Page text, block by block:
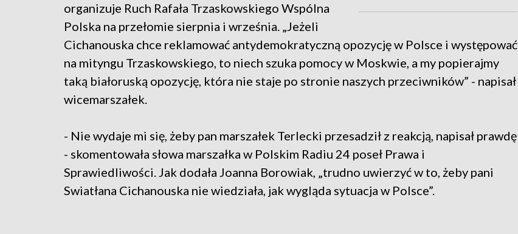
organizuje Ruch Rafała Trzaskowskiego Wspólna
Polska na przełomie sierpnia i września. „Jeżeli
Cichanouska chce reklamować antydemokratyczną opozycję w Polsce i występować
na mityngu Trzaskowskiego, to niech szuka pomocy w Moskwie, a my popierajmy
taką białoruską opozycję, która nie staje po stronie naszych przeciwników” - napisał
wicemarszałek.
- Nie wydaje mi się, żeby pan marszałek Terlecki przesadził z reakcją, napisał prawdę
- skomentowała słowa marszałka w Polskim Radiu 24 poseł Prawa i
Sprawiedliwości. Jak dodała Joanna Borowiak, „trudno uwierzyć w to, żeby pani
Swiatłana Cichanouska nie wiedziała, jak wygląda sytuacja w Polsce”.